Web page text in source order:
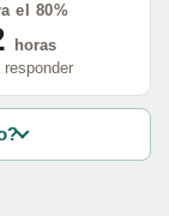
el 80%
horas
responder